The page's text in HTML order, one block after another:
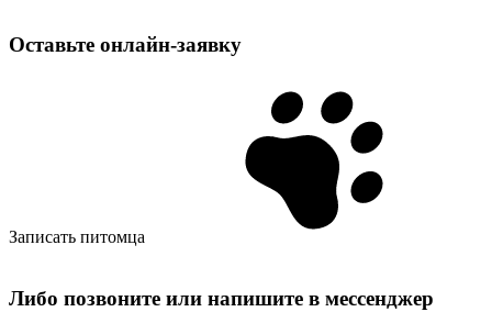
Оставьте онлайн‑заявку
Записать питомца
Либо позвоните или напишите в мессенджер